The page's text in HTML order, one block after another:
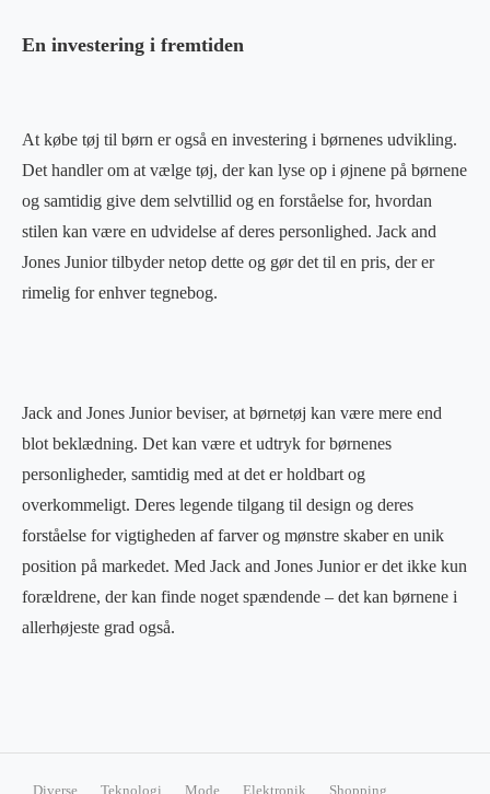
En investering i fremtiden
At købe tøj til børn er også en investering i børnenes udvikling.
Det handler om at vælge tøj, der kan lyse op i øjnene på børnene
og samtidig give dem selvtillid og en forståelse for, hvordan
stilen kan være en udvidelse af deres personlighed. Jack and
Jones Junior tilbyder netop dette og gør det til en pris, der er
rimelig for enhver tegnebog.
Jack and Jones Junior beviser, at børnetøj kan være mere end
blot beklædning. Det kan være et udtryk for børnenes
personligheder, samtidig med at det er holdbart og
overkommeligt. Deres legende tilgang til design og deres
forståelse for vigtigheden af farver og mønstre skaber en unik
position på markedet. Med Jack and Jones Junior er det ikke kun
forældrene, der kan finde noget spændende – det kan børnene i
allerhøjeste grad også.
Diverse Teknologi Mode Elektronik Shopping